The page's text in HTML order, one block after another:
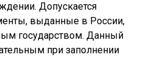
Допускается
выданные в России,
государством. Данный
при заполнении